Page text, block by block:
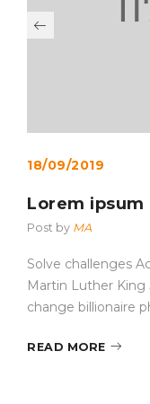
18/09/2019
Lorem ipsum
Post by MA
Solve challenges
Martin Luther King
change billionaire
READ MORE